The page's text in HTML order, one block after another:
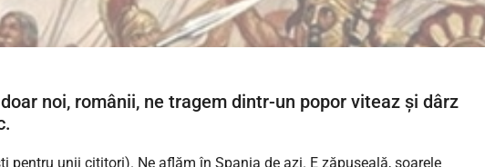
noi, românii, ne tragem dintr-un popor viteaz și dârz
pentru unii cititori). Ne aflăm în Spania de azi. E zăpușeală, soarele